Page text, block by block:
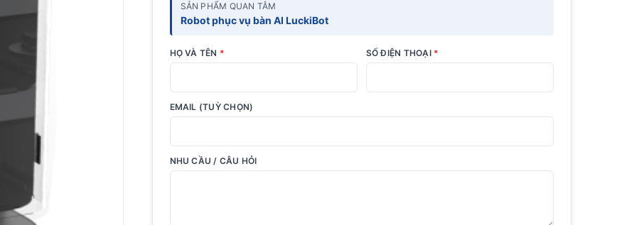
SẢN PHẨM QUAN TÂM
Robot phục vụ bàn AI LuckiBot
HỌ VÀ TÊN * SỐ ĐIỆN THOẠI *
EMAIL (TUỲ CHỌN)
NHU CẦU / CÂU HỎI